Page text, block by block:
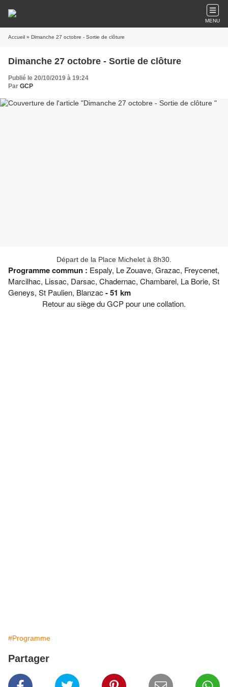
MENU
Accueil » Dimanche 27 octobre - Sortie de clôture
Dimanche 27 octobre - Sortie de clôture
Publié le 20/10/2019 à 19:24
Par GCP
Départ de la Place Michelet à 8h30.
Programme commun : Espaly, Le Zouave, Grazac, Freycenet,
Marcilhac, Lissac, Darsac, Chadernac, Chambarel, La Borie, St
Geneys, St Paulien, Blanzac - 51 km
Retour au siège du GCP pour une collation.
#Programme
Partager